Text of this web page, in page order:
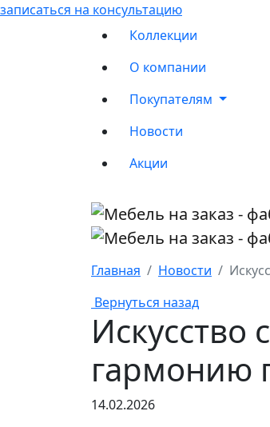
записаться на консультацию
Коллекции
О компании
Покупателям
Новости
Акции
Главная
Новости
Вернуться назад
гармонию
14.02.2026